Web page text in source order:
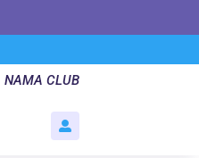
NAMA CLUB
